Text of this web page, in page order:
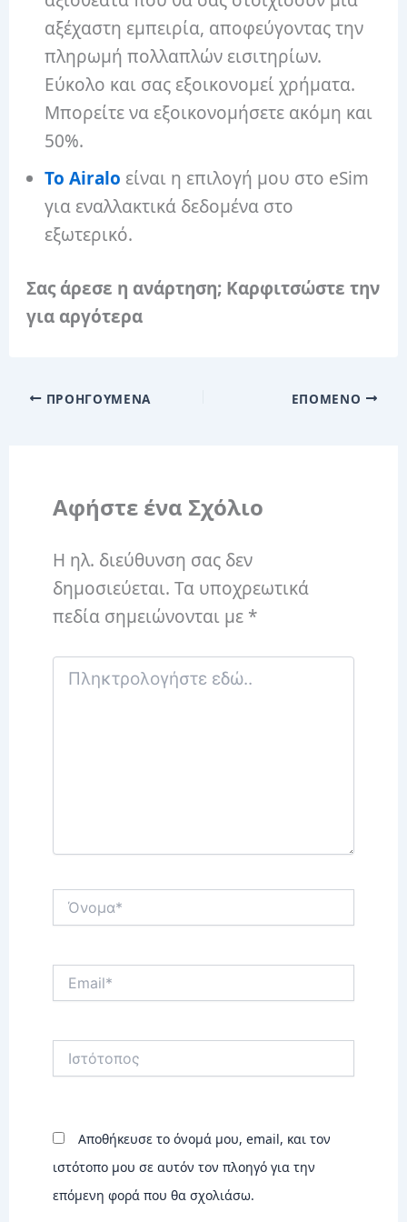
αξέχαστη εμπειρία, αποφεύγοντας την
πληρωμή πολλαπλών εισιτηρίων.
Εύκολο και σας εξοικονομεί χρήματα.
Μπορείτε να εξοικονομήσετε ακόμη και
50%.
Το Airalo είναι η επιλογή μου στο eSim
για εναλλακτικά δεδομένα στο
εξωτερικό.
Σας άρεσε η ανάρτηση; Καρφιτσώστε την
για αργότερα
ΠΡΟΗΓΟΎΜΕΝΑ ΕΠΌΜΕΝΟ
Αφήστε ένα Σχόλιο
Η ηλ. διεύθυνση σας δεν
δημοσιεύεται. Τα υποχρεωτικά
πεδία σημειώνονται με *
Πληκτρολογήστε
εδώ..
Ιστότοπος
Αποθήκευσε το όνομά μου, email, και τον
ιστότοπο μου σε αυτόν τον πλοηγό για την
επόμενη φορά που θα σχολιάσω.